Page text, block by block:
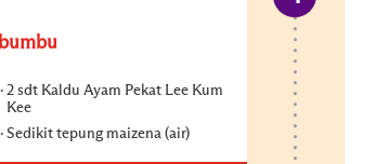
bumbu
2 sdt Kaldu Ayam Pekat Lee Kum
Kee
Sedikit tepung maizena (air)